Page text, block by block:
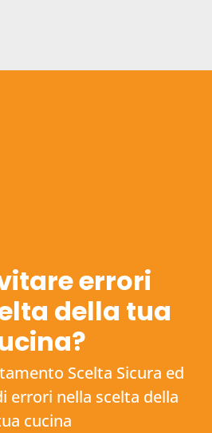
errori
della tua
Scelta Sicura ed
errori nella scelta della
cucina